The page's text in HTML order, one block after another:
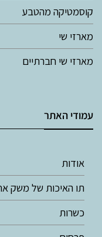
קוסמטיקה מהטבע
מארזי שי
מארזי שי חברתיים
עמודי האתר
אודות
תו האיכות של משק
כשרות